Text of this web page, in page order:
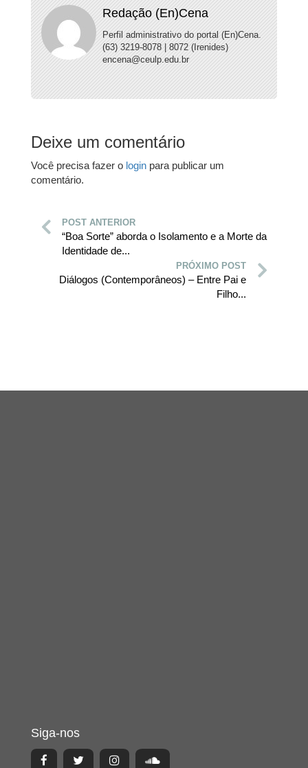
Redação (En)Cena
Perfil administrativo do portal (En)Cena.
(63) 3219-8078 | 8072 (Irenides)
encena@ceulp.edu.br
Deixe um comentário
Você precisa fazer o login para publicar um
comentário.
POST ANTERIOR
“Boa Sorte” aborda o Isolamento e a Morte da
Identidade de...
PRÓXIMO POST
Diálogos (Contemporâneos) – Entre Pai e
Filho...
Siga-nos